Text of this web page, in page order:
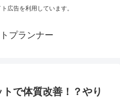
広告を利用しています。
プランナー
で体質改善！？やり